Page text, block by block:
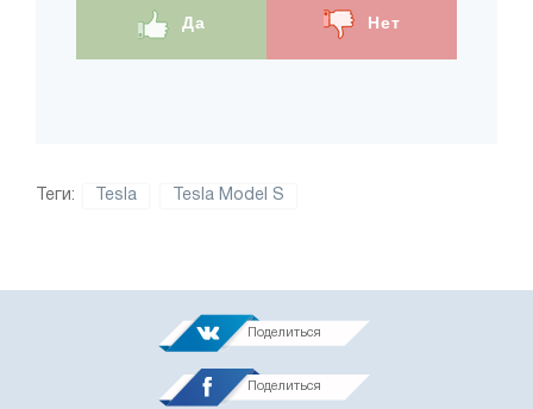
Да Нет
Теги: Tesla Tesla Model S
Поделиться
Поделиться